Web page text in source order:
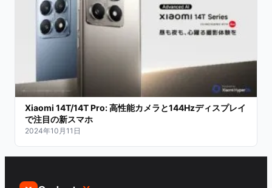
Xiaomi 14T/14T Pro: 高性能カメラと144Hzディスプレイ
で注目の新スマホ
2024年10月11日